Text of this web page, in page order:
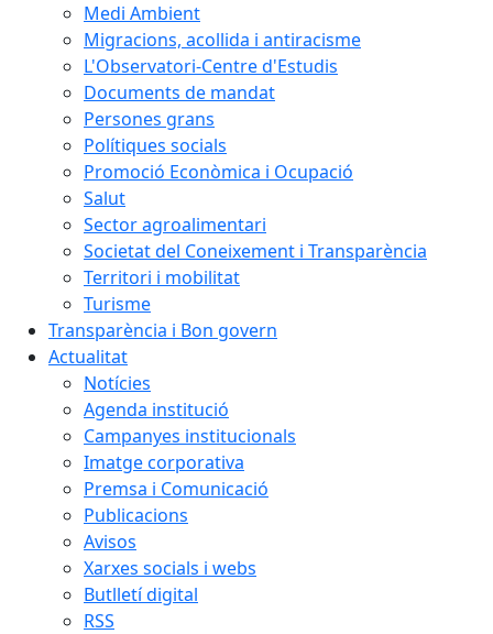
Medi Ambient
Migracions, acollida i antiracisme
L'Observatori-Centre d'Estudis
Documents de mandat
Persones grans
Polítiques socials
Promoció Econòmica i Ocupació
Salut
Sector agroalimentari
Societat del Coneixement i Transparència
Territori i mobilitat
Turisme
Transparència i Bon govern
Actualitat
Notícies
Agenda institució
Campanyes institucionals
Imatge corporativa
Premsa i Comunicació
Publicacions
Avisos
Xarxes socials i webs
Butlletí digital
RSS